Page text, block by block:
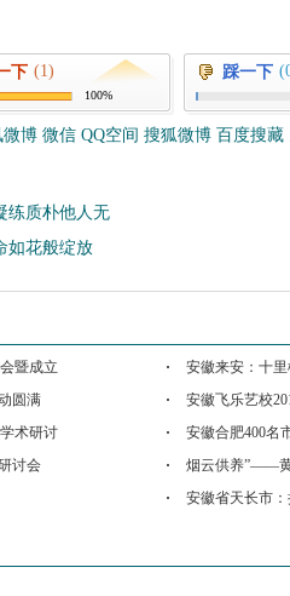
下 (1)
100%
踩一下
微博 微信 QQ空间 搜狐微博 百度搜藏
练质朴他人无
如花般绽放
暨成立
安徽来安：十
圆满
安徽飞乐艺校
术研讨
安徽合肥400名
讨会
烟云供养”——
安徽省天长市